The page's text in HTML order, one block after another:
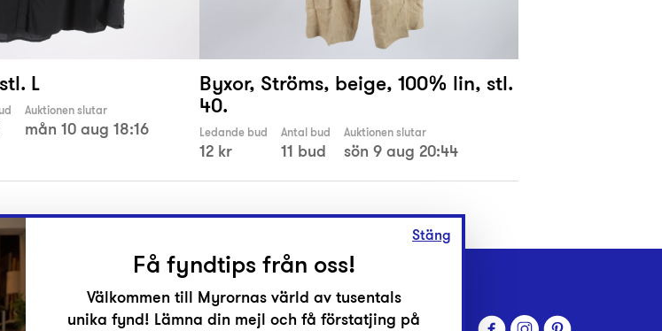
L
Auktionen slutar
mån 10 aug 18:16
Byxor, Ströms, beige, 100% lin, stl.
40.
Ledande bud
12 kr
Antal bud
11 bud
Auktionen slutar
sön 9 aug 20:44
Stäng
Få fyndtips från oss!
Välkommen till Myrornas värld av tusentals
unika fynd! Lämna din mejl och få förstatjing på